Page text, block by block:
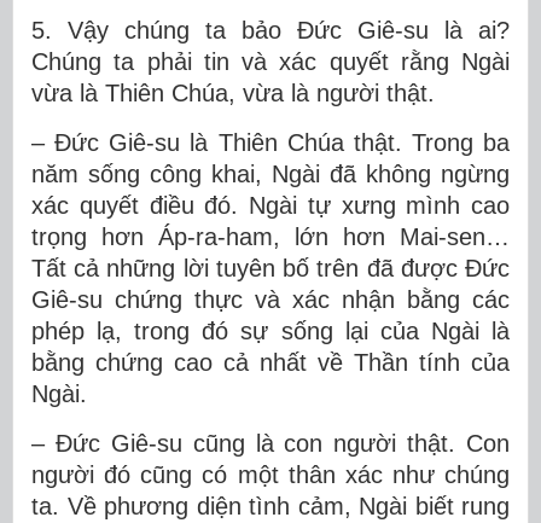
5. Vậy chúng ta bảo Đức Giê-su là ai?
Chúng ta phải tin và xác quyết rằng Ngài
vừa là Thiên Chúa, vừa là người thật.
– Đức Giê-su là Thiên Chúa thật. Trong ba
năm sống công khai, Ngài đã không ngừng
xác quyết điều đó. Ngài tự xưng mình cao
trọng hơn Áp-ra-ham, lớn hơn Mai-sen…
Tất cả những lời tuyên bố trên đã được Đức
Giê-su chứng thực và xác nhận bằng các
phép lạ, trong đó sự sống lại của Ngài là
bằng chứng cao cả nhất về Thần tính của
Ngài.
– Đức Giê-su cũng là con người thật. Con
người đó cũng có một thân xác như chúng
ta. Về phương diện tình cảm, Ngài biết rung